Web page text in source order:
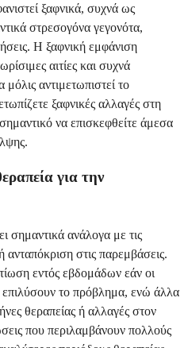
ξαφνικά, συχνά ως
στρεσογόνα γεγονότα,
Η ξαφνική εμφάνιση
αιτίες και συχνά
αντιμετωπιστεί το
ξαφνικές αλλαγές στη
να επισκεφθείτε άμεσα
για την
σημαντικά ανάλογα με τις
ανταπόκριση στις παρεμβάσεις.
εντός εβδομάδων εάν οι
επιλύσουν το πρόβλημα, ενώ άλλα
θεραπείας ή αλλαγές στον
που περιλαμβάνουν πολλούς